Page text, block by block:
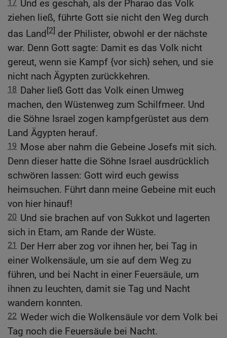
17 Und es geschah, als der Pharao das Volk
ziehen ließ, führte Gott sie nicht den Weg durch
das Land[2] der Philister, obwohl er der nächste
war. Denn Gott sagte: Damit es das Volk nicht
gereut, wenn sie Kampf {vor sich} sehen, und sie
nicht nach Ägypten zurückkehren.
18 Daher ließ Gott das Volk einen Umweg
machen, den Wüstenweg zum Schilfmeer. Und
die Söhne Israel zogen kampfgerüstet aus dem
Land Ägypten herauf.
19 Mose aber nahm die Gebeine Josefs mit sich.
Denn dieser hatte die Söhne Israel ausdrücklich
schwören lassen: Gott wird euch gewiss
heimsuchen. Führt dann meine Gebeine mit euch
von hier hinauf!
20 Und sie brachen auf von Sukkot und lagerten
sich in Etam, am Rande der Wüste.
21
Der Herr aber zog vor ihnen her, bei Tag in
einer Wolkensäule, um sie auf dem Weg zu
führen, und bei Nacht in einer Feuersäule, um
ihnen zu leuchten, damit sie Tag und Nacht
wandern konnten.
22 Weder wich die Wolkensäule vor dem Volk bei
Tag noch die Feuersäule bei Nacht.